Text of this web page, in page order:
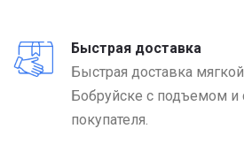
Быстрая доставка
Быстрая доставка
Бобруйске с подъемом и
покупателя.